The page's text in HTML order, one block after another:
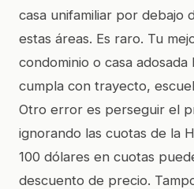
casa unifamiliar por debajo
estas áreas. Es raro. Tu
condominio o casa
cumpla con trayecto,
Otro error es perseguir el
ignorando las cuotas de la
100 dólares en cuotas
descuento de precio.